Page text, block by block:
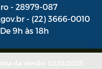
- 28979-087
- (22) 3666-0010
9h às 18h
da Versão: 02/12/2025